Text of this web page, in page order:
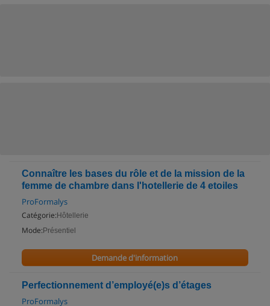
Connaître les bases du rôle et de la mission de la
femme de chambre dans l'hotellerie de 4 etoiles
ProFormalys
Catégorie: Hôtellerie
Mode: Présentiel
Demande d'information
Perfectionnement d’employé(e)s d’étages
ProFormalys